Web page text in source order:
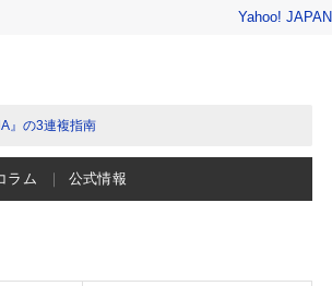
Yahoo! JAPAN
』の3連複指南
ラム 公式情報